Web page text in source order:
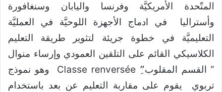
المتّحدة الأمريكيَّة وفرنسا واليابان وسنغافورة
وأستراليا في ادماج الأجهزة اللوحيَّة في العمليَّة
التعليميَّة في خطوة جريئة لتثوير طريقة التعليم
الكلاسيكي القائم على التلقين العمودي وإرساء منوال
” القسم المقلوب”ِ Classe renversée وهو نموذج
تربوي يقوم على مقاربة التعليم عن بعد باستخدام